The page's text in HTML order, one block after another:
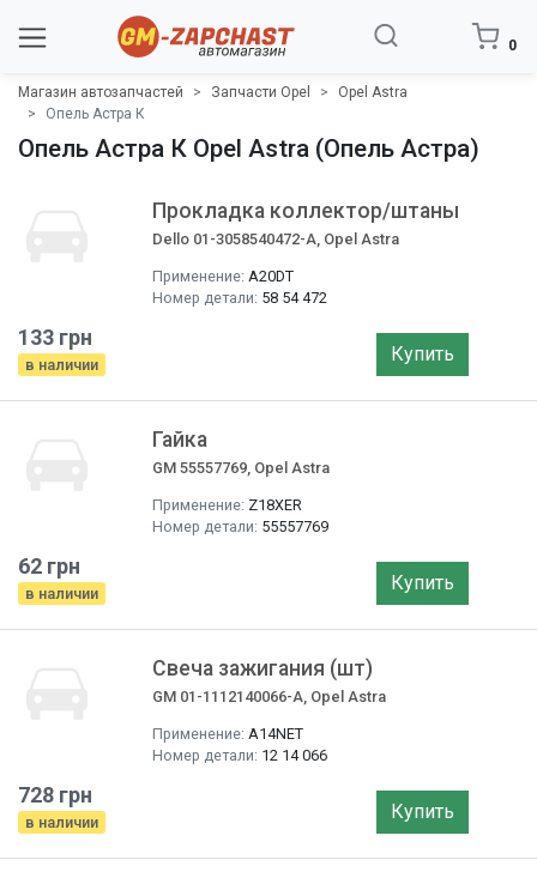
0
Магазин автозапчастей Запчасти Opel
Opel Astra
Опель Астра К
Опель Астра К Opel Astra (Опель Астра)
Прокладка коллектор/штаны
Dello 01-3058540472-A, Opel Astra
Применение: A20DT
Номер детали: 58 54 472
133 грн
в наличии Купить
Гайка
GM 55557769, Opel Astra
Применение: Z18XER
Номер детали: 55557769
62 грн
в наличии Купить
Свеча зажигания (шт)
GM 01-1112140066-A, Opel Astra
Применение: A14NET
Номер детали: 12 14 066
728 грн
в наличии Купить